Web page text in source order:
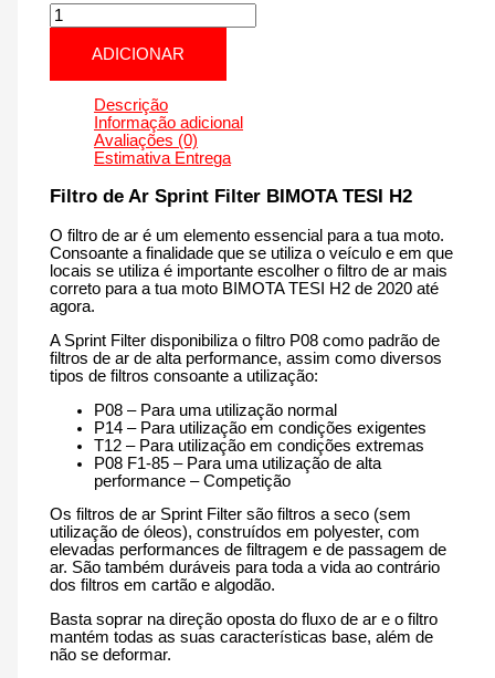
Quantidade
de
BIMOTA
H2
PM153S
de
2020
agora
ADICIONAR
Descrição
Informação adicional
Avaliações (0)
Estimativa Entrega
Filtro de Ar Sprint Filter BIMOTA TESI H2
O filtro de ar é um elemento essencial para a tua moto.
Consoante a finalidade que se utiliza o veículo e em que
locais se utiliza é importante escolher o filtro de ar mais
correto para a tua moto BIMOTA TESI H2 de 2020 até
agora.
A Sprint Filter disponibiliza o filtro P08 como padrão de
filtros de ar de alta performance, assim como diversos
tipos de filtros consoante a utilização:
P08 – Para uma utilização normal
P14 – Para utilização em condições exigentes
T12 – Para utilização em condições extremas
P08 F1-85 – Para uma utilização de alta
performance – Competição
Os filtros de ar Sprint Filter são filtros a seco (sem
utilização de óleos), construídos em polyester, com
elevadas performances de filtragem e de passagem de
ar. São também duráveis para toda a vida ao contrário
dos filtros em cartão e algodão.
Basta soprar na direção oposta do fluxo de ar e o filtro
mantém todas as suas características base, além de
não se deformar.